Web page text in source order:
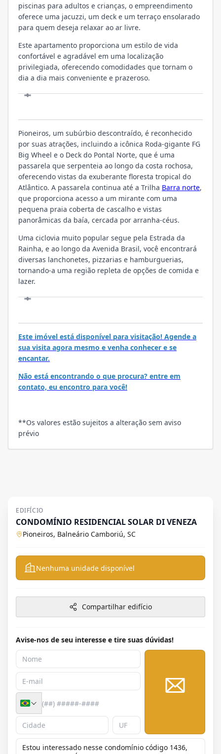
piscinas para adultos e crianças, o empreendimento
oferece uma jacuzzi, um deck e um terraço ensolarado
para quem deseja relaxar ao ar livre.
Este apartamento proporciona um estilo de vida
confortável e agradável em uma localização
privilegiada, oferecendo comodidades que tornam o
dia a dia mais conveniente e prazeroso.
Pioneiros, um subúrbio descontraído, é reconhecido
por suas atrações, incluindo a icônica Roda-gigante FG
Big Wheel e o Deck do Pontal Norte, que é uma
passarela que serpenteia ao longo da costa rochosa,
oferecendo vistas da exuberante floresta tropical do
Atlântico. A passarela continua até a Trilha Barra norte,
que proporciona acesso a um mirante com uma
pequena praia coberta de cascalho e vistas
panorâmicas da baía, cercada por arranha-céus.
Uma ciclovia muito popular segue pela Estrada da
Rainha, e ao longo da Avenida Brasil, você encontrará
diversas lanchonetes, pizzarias e hamburguerias,
tornando-a uma região repleta de opções de comida e
lazer.
Este imóvel está disponível para visitação! Agende a
sua visita agora mesmo e venha conhecer e se
encantar.
Não está encontrando o que procura? entre em
contato, eu encontro para você!
**Os valores estão sujeitos a alteração sem aviso
prévio
EDIFÍCIO
CONDOMÍNIO RESIDENCIAL SOLAR DI VENEZA
Pioneiros, Balneário Camboriú, SC
Nenhuma unidade disponível
Compartilhar edifício
Avise-nos de seu interesse e tire suas dúvidas!